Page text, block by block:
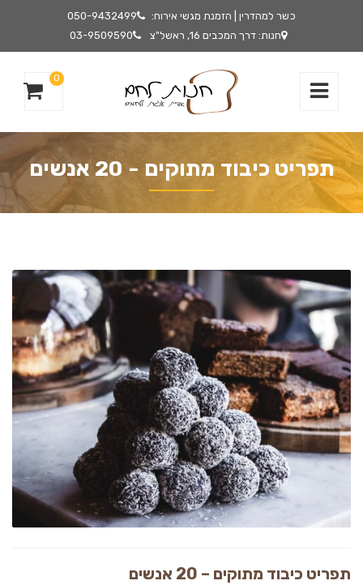
כשר למהדרין | הזמנת מגשי אירוח:
050-9432499
חנות: דרך המכבים 16, ראשל"צ
03-9509590
0
תפריט כיבוד מתוקים - 20 אנשים
תפריט כיבוד מתוקים – 20 אנשים